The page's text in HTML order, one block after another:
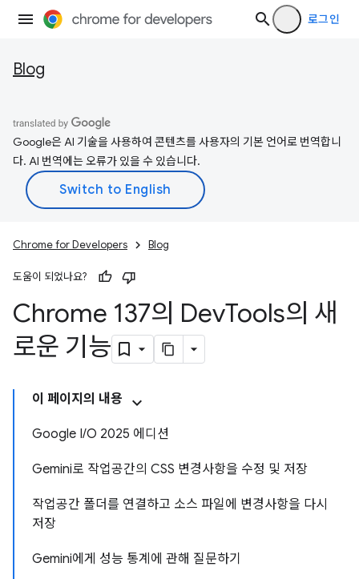
로그인
Blog
Google은 AI 기술을 사용하여 콘텐츠를 사용자의 기본 언어로 번역합니
다. AI 번역에는 오류가 있을 수 있습니다.
Chrome for Developers Blog
도움이 되었나요?
Chrome 137의 DevTools의 새
로운 기능
이 페이지의 내용
Google I/O 2025 에디션
Gemini로 작업공간의 CSS 변경사항을 수정 및 저장
작업공간 폴더를 연결하고 소스 파일에 변경사항을 다시
저장
Gemini에게 성능 통계에 관해 질문하기